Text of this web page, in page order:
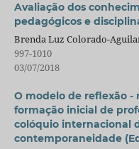
Avaliação dos
pedagógicos e
Brenda Luz Colorado-
997-1010
03/07/2018
O modelo de reflexão -
formação inicial de
colóquio internacional
contemporaneidade